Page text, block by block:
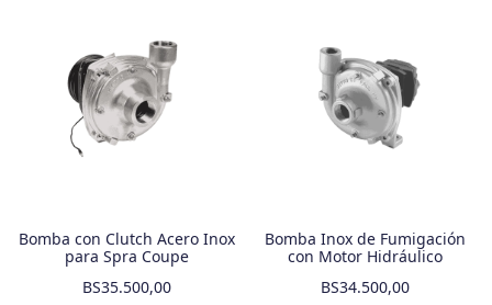
Bomba con Clutch Acero Inox
para Spra Coupe
BS35.500,00
Bomba Inox de Fumigación
con Motor Hidráulico
BS34.500,00